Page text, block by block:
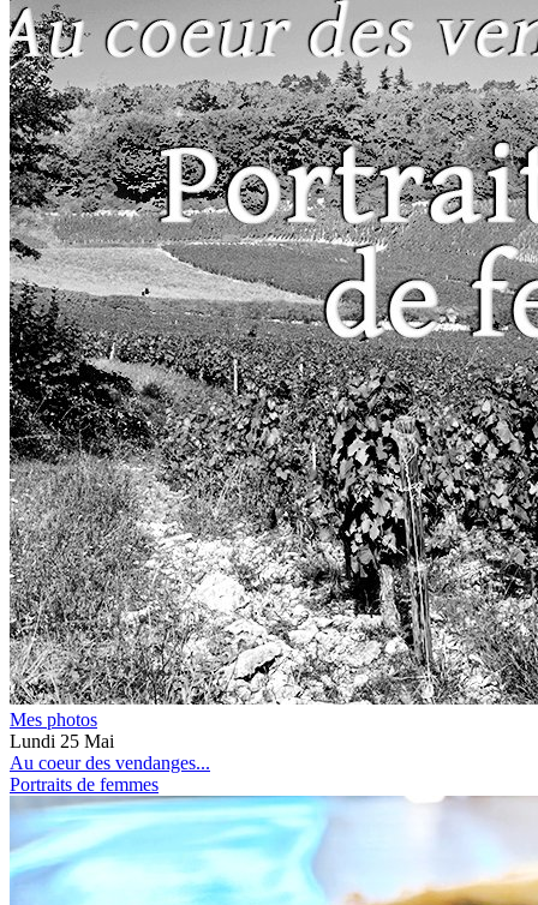
Mes photos
Lundi 25 Mai
Au coeur des vendanges...
Portraits de femmes